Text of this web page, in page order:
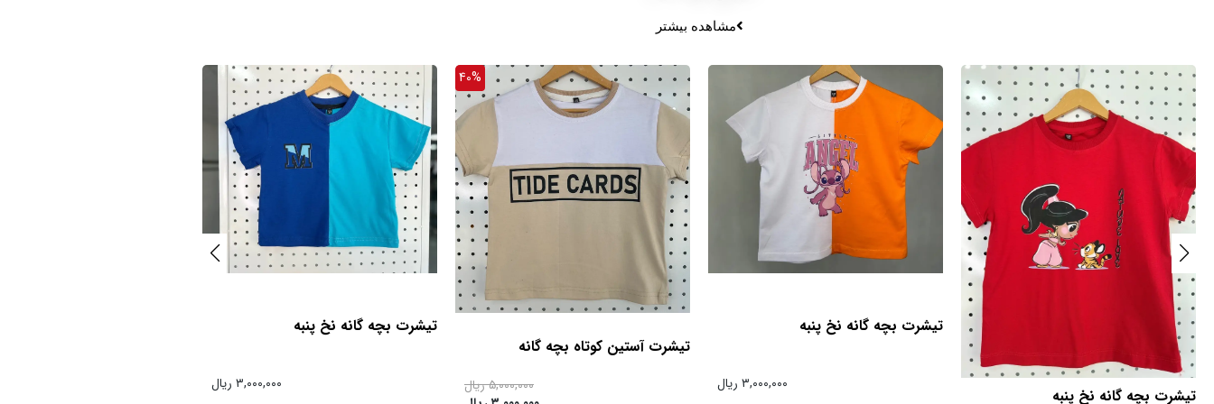
مشاهده بیشتر
تیشرت بچه گانه نخ پنبه
تیشرت بچه گانه نخ پنبه
۳,۰۰۰,۰۰۰ ریال
40%
تیشرت آستین کوتاه بچه گانه
۵,۰۰۰,۰۰۰ ریال
تیشرت بچه گانه نخ پنبه
۳,۰۰۰,۰۰۰ ریال